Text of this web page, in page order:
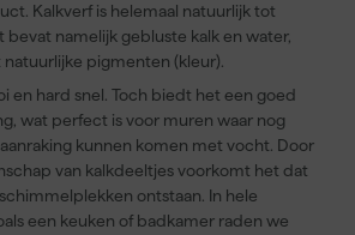
Kalkverf is helemaal natuurlijk tot
bevat namelijk gebluste kalk en water,
pigmenten (kleur).
en hard snel. Toch biedt het een goed
wat perfect is voor muren waar nog
kunnen komen met vocht. Door
van kalkdeeltjes voorkomt het dat
ontstaan. In hele
een keuken of badkamer raden we